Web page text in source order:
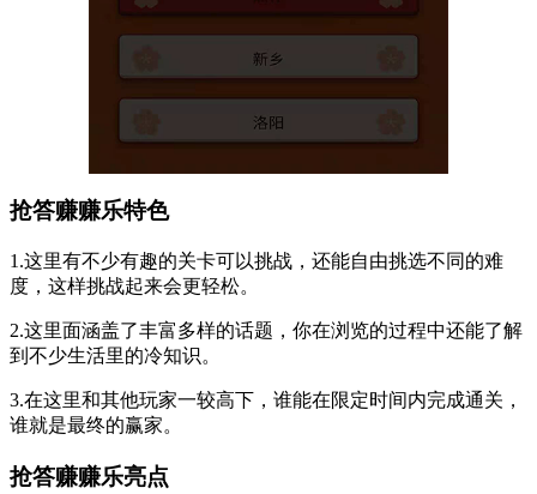
抢答赚赚乐特色
1.这里有不少有趣的关卡可以挑战，还能自由挑选不同的难
度，这样挑战起来会更轻松。
2.这里面涵盖了丰富多样的话题，你在浏览的过程中还能了解
到不少生活里的冷知识。
3.在这里和其他玩家一较高下，谁能在限定时间内完成通关，
谁就是最终的赢家。
抢答赚赚乐亮点